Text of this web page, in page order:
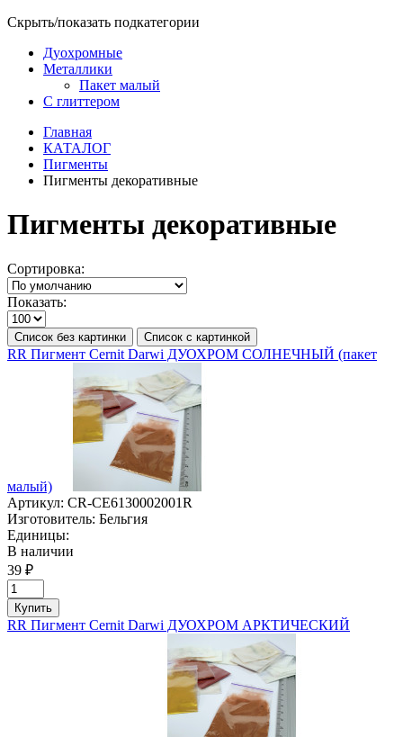
Скрыть/показать подкатегории
Дуохромные
Металлики
Пакет малый
С глиттером
Главная
КАТАЛОГ
Пигменты
Пигменты декоративные
Пигменты декоративные
Сортировка:
Показать:
Список без картинки Список с картинкой
RR Пигмент Cernit Darwi ДУОХРОМ СОЛНЕЧНЫЙ (пакет
малый)
Артикул: CR-CE6130002001R
Изготовитель: Бельгия
Единицы:
В наличии
39 ₽
Купить
RR Пигмент Cernit Darwi ДУОХРОМ АРКТИЧЕСКИЙ